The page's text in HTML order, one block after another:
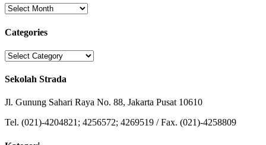
Archives
Categories
Categories
Sekolah Strada
Jl. Gunung Sahari Raya No. 88, Jakarta Pusat 10610
Tel. (021)-4204821; 4256572; 4269519 / Fax. (021)-4258809